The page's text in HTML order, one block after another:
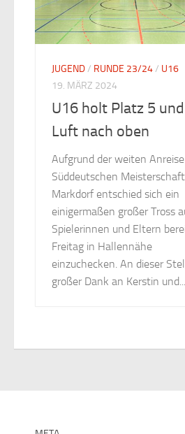
JUGEND/ RUNDE 23/24/ U16
19. MÄRZ 2024
U16 holt Platz 5
Luft nach oben
Aufgrund der weiten
Süddeutschen
Markdorf entschied sich ein
einigermaßen großer Tross
Spielerinnen und Eltern
Freitag in Hallennähe
einzuchecken. An dieser
großer Dank an Kerstin und...